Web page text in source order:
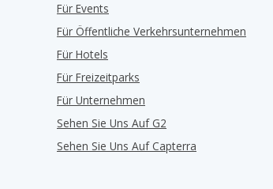
Für Events
Für Öffentliche Verkehrsunternehmen
Für Hotels
Für Freizeitparks
Für Unternehmen
Sehen Sie Uns Auf G2
Sehen Sie Uns Auf Capterra